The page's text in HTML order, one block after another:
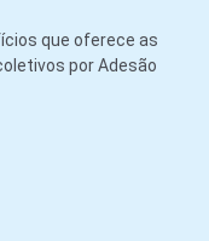
que oferece as
por Adesão